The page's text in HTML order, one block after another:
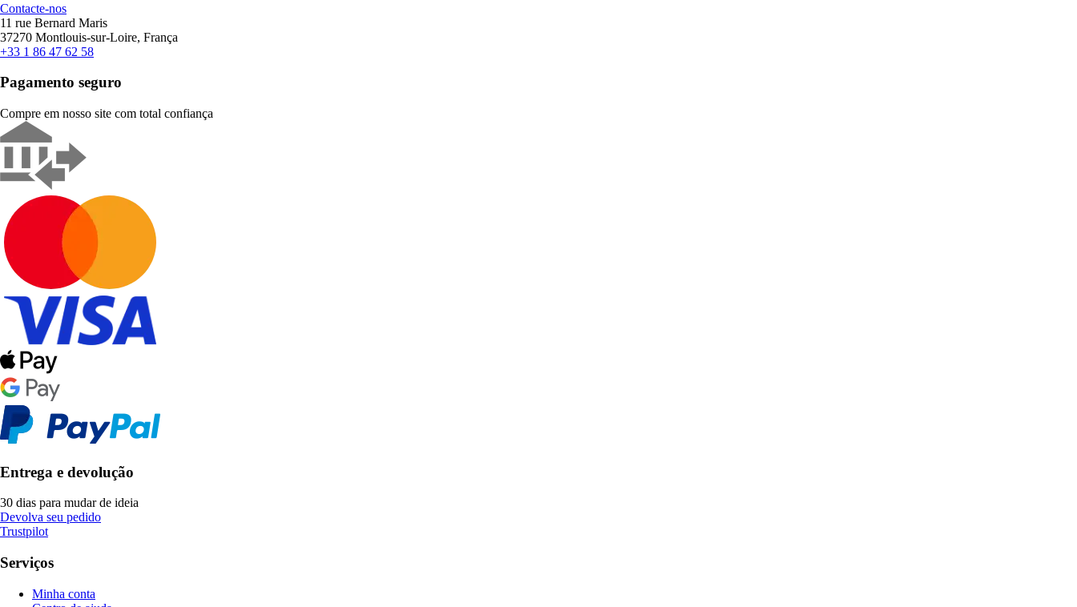
Contacte-nos
11 rue Bernard Maris
37270 Montlouis-sur-Loire, França
+33 1 86 47 62 58
Pagamento seguro
Compre em nosso site com total confiança
Entrega e devolução
30 dias para mudar de ideia
Devolva seu pedido
Trustpilot
Serviços
Minha conta